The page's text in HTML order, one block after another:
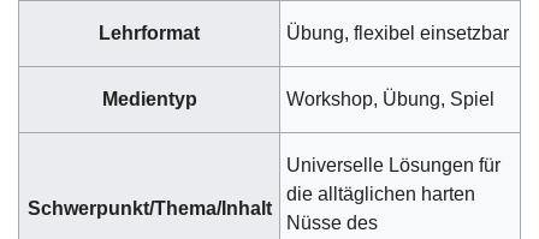
Lehrformat Übung, flexibel einsetzbar
Medientyp Workshop, Übung, Spiel
Schwerpunkt/Thema/Inhalt
Universelle Lösungen für
die alltäglichen harten
Nüsse des